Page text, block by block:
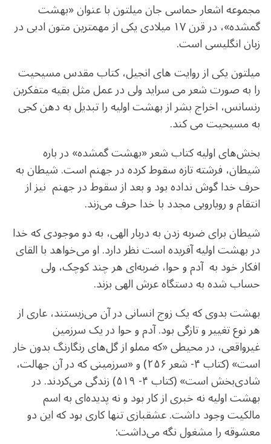
مجموعه اشعار حماسی جان میلتون با عنوان «بهشت
گمشده»، در قرن ۱۷ میلادی یکی از مهمترین متون ادبی‌ در
زبان انگلیسی است.
میلتون یکی از روایت های انجیل، کتاب مقدس مسیحیت
را به صورت شعر می سراید ولی در عمل مثل بقیه متفکرین
رنسانس، اخراج بشر از بهشت اولیه را تبدیل به دهن کجی
به مسیحیت می کند.
بخش‌های اولیه کتاب شعر «بهشت گمشده» در باره
شیطان، فرشته تازه سقوط کرده در جهنم است. شیطان به
حرف خدا گوش نداده بود و بعد از سقوط در جهنم نیز از
انتقام و رویارویی مجدد با خدا حرف می‌زند.
شیطان برای ضربه زدن به دربار الهی، به دو موجودی که خدا
در بهشت اولیه آفریده است نظر دارد. او می‌خواهد با القای
افکار خود به آدم و حوا، ضربه‌ای هر چند کوچک، ولی
حساب شده‌ به دستگاه عرش الهی بزند.
بهشت بدوی که یک زوج انسانی در آن می‌زیستند، عاری از
هر نوع تغییر و تازگی بود. آدم و حوا در یک سرزمین
غیرواقعی، در محیطی «که مملو از گل‌های رنگارنگ بدون خار
است» (کتاب ۴- شعر ۲۵۶) و «سرزمینی که در آن جهالت،
شادی‌بخش است» (کتاب ۴- ۵۱۹) زندگی می‌کردند. در
بهشت اولیه نه خبری از کار بود و نه پدیده‌ای به اسم
مالکیت وجود داشت. عشقبازی تنها کاری بود که این دو
معشوقه را مشغول نگه می‌داشت: